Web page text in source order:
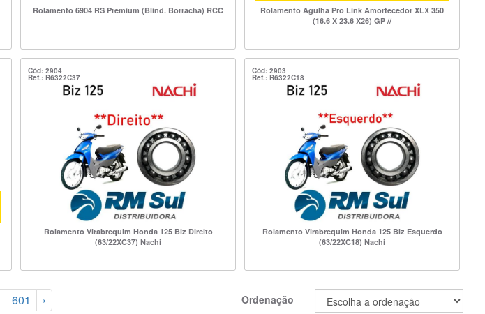
Rolamento 6904 RS Premium (Blind. Borracha) RCC
Rolamento Agulha Pro Link Amortecedor XLX 350
(16.6 X 23.6 X26) GP //
Cód: 2904
Ref.: R6322C37
Rolamento Virabrequim Honda 125 Biz Direito
(63/22XC37) Nachi
Cód: 2903
Ref.: R6322C18
Rolamento Virabrequim Honda 125 Biz Esquerdo
(63/22XC18) Nachi
601 › Ordenação